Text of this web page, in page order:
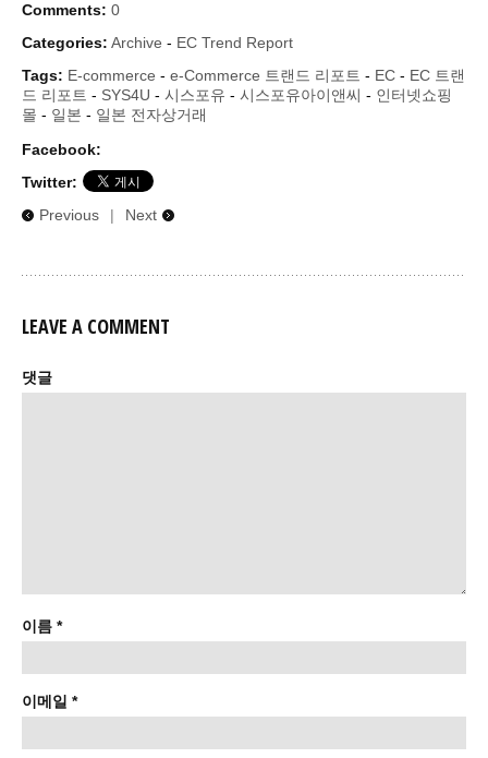
Comments: 0
Categories: Archive - EC Trend Report
Tags: E-commerce - e-Commerce 트랜드 리포트 - EC - EC 트랜
드 리포트 - SYS4U - 시스포유 - 시스포유아이앤씨 - 인터넷쇼핑
몰 - 일본 - 일본 전자상거래
Facebook:
Twitter:
Previous
| Next
LEAVE A COMMENT
댓글
이름 *
이메일 *